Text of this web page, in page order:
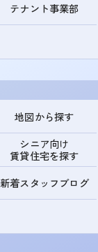
テナント事業部
地図から探す
シニア向け
賃貸住宅を探す
新着スタッフブログ